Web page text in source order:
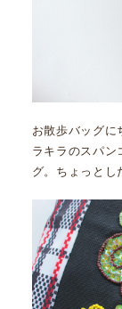
お散歩バッグに
ラキラのスパン
グ。ちょっとし